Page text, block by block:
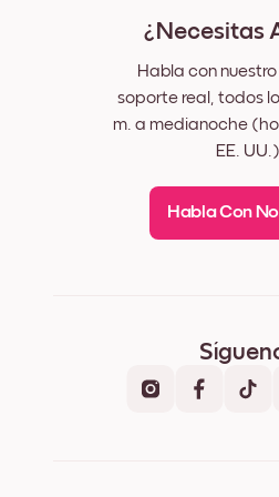
¿Necesitas
Habla con
soporte real, todos
m. a medianoche
EE. UU.)
Habla Con